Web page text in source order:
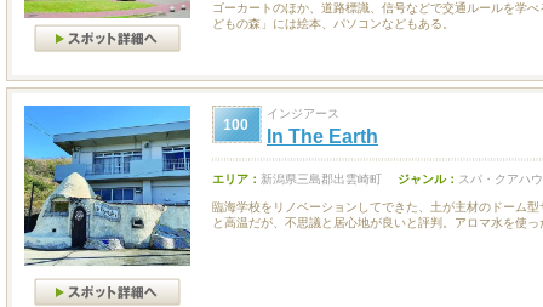
ゴーカートのほか、道路標識、信号などで交通ルールを学
どもの森」には絵本、パソコンなどもある。
100
インジアース
In The Earth
エリア： 新潟県三島郡出雲崎町 ジャンル： スパ・クアハ
臨海学校をリノベーションしてできた、土が主材のドーム
と高温だが、不思議と居心地が良いと評判。アロマ水を使っ